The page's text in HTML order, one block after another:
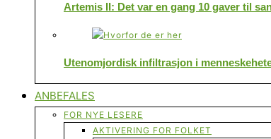
Artemis II: Det var en gang 10 gaver til
Utenomjordisk infiltrasjon i
ANBEFALES
FOR NYE LESERE
AKTIVERING FOR FOLKET